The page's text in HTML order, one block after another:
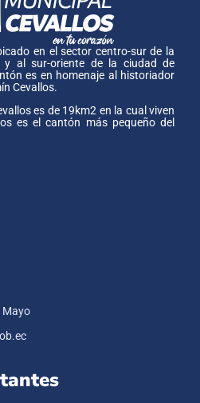
en el sector centro-sur de la
y al sur-oriente de la ciudad de
es en homenaje al historiador
Cevallos.
es de 19km2 en la cual viven
es el cantón más pequeño del
Mayo